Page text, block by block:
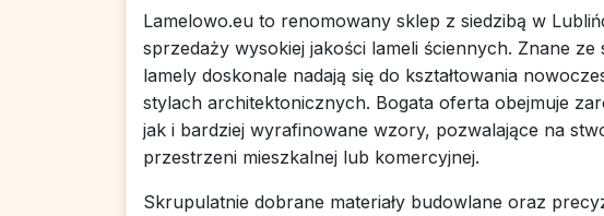
Lamelowo.eu to renomowany sklep z siedzibą w
sprzedaży wysokiej jakości lameli ściennych. Znane
lamely doskonale nadają się do kształtowania
stylach architektonicznych. Bogata oferta obejmuje
jak i bardziej wyrafinowane wzory, pozwalające na
przestrzeni mieszkalnej lub komercyjnej.
Skrupulatnie dobrane materiały budowlane oraz